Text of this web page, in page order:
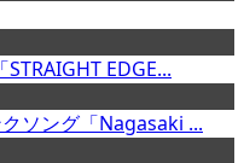
EDGE...
ソング「Nagasaki ...